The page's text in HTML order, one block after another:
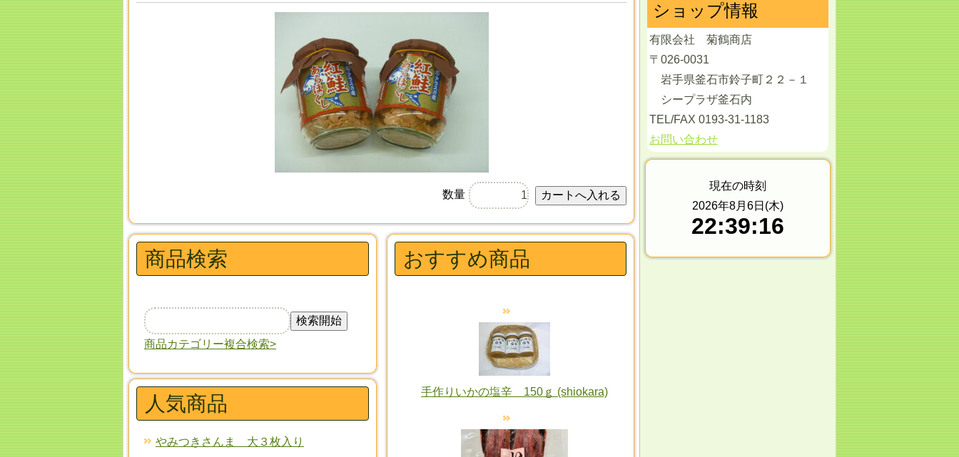
数量
商品検索
商品カテゴリー複合検索>
人気商品
やみつきさんま 大３枚入り
おすすめ商品
手作りいかの塩辛 150ｇ (shiokara)
ショップ情報
有限会社 菊鶴商店
〒026-0031
岩手県釜石市鈴子町２２－１
シープラザ釜石内
TEL/FAX 0193-31-1183
お問い合わせ
現在の時刻
2026年8月6日(木)
22:39:16